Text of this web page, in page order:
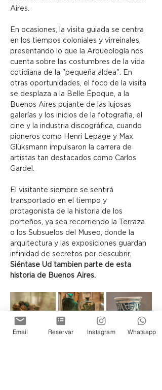
Aires.
En ocasiones, la visita guiada se centra
en los tiempos coloniales y virreinales,
presentando lo que la Arqueología nos
cuenta sobre las costumbres de la vida
cotidiana de la "pequeña aldea". En
otras oportunidades, el foco de la visita
se desplaza a la Belle Époque, a la
Buenos Aires pujante de las lujosas
galerías y los inicios de la fotografia, el
cine y la industria discográfica, cuando
pioneros como Henri Lepage y Max
Glüksmann impulsaron la carrera de
artistas tan destacados como Carlos
Gardel.
El visitante siempre se sentirá
transportado en el tiempo y
protagonista de la historia de los
porteños, ya sea recorriendo la Terraza
o los Subsuelos del Museo, donde la
arquitectura y las exposiciones guardan
infinidad de secretos por descubrir.
Siéntase Ud tambien parte de esta
historia de Buenos Aires.
Email Reservar Instagram Whatsapp